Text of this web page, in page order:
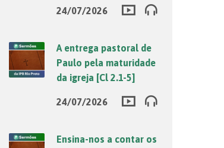
24/07/2026
A entrega pastoral de
Paulo pela maturidade
da igreja [Cl 2.1-5]
24/07/2026
Ensina-nos a contar os